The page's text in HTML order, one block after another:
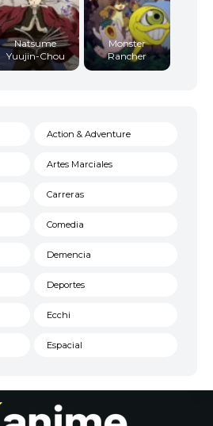
Natsume
Yuujin-Chou
Monster
Rancher
Action & Adventure
Artes Marciales
Carreras
Comedia
Demencia
Deportes
Ecchi
Espacial
Historico